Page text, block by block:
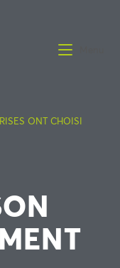
ONT CHOISI